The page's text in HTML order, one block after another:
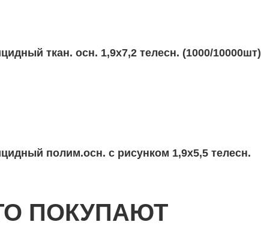
ткан. осн. 1,9х7,2 телесн. (1000/10000шт)
полим.осн. с рисунком 1,9х5,5 телесн.
ПОКУПАЮТ